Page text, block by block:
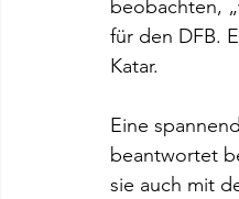
beobachten,
für den DFB.
Katar.
Eine
beantwortet
sie auch mit